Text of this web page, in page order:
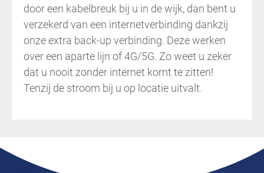
door een kabelbreuk bij u in de wijk, dan bent u
verzekerd van een internetverbinding dankzij
onze extra back-up verbinding. Deze werken
over een aparte lijn of 4G/5G. Zo weet u zeker
dat u nooit zonder internet komt te zitten!
Tenzij de stroom bij u op locatie uitvalt.